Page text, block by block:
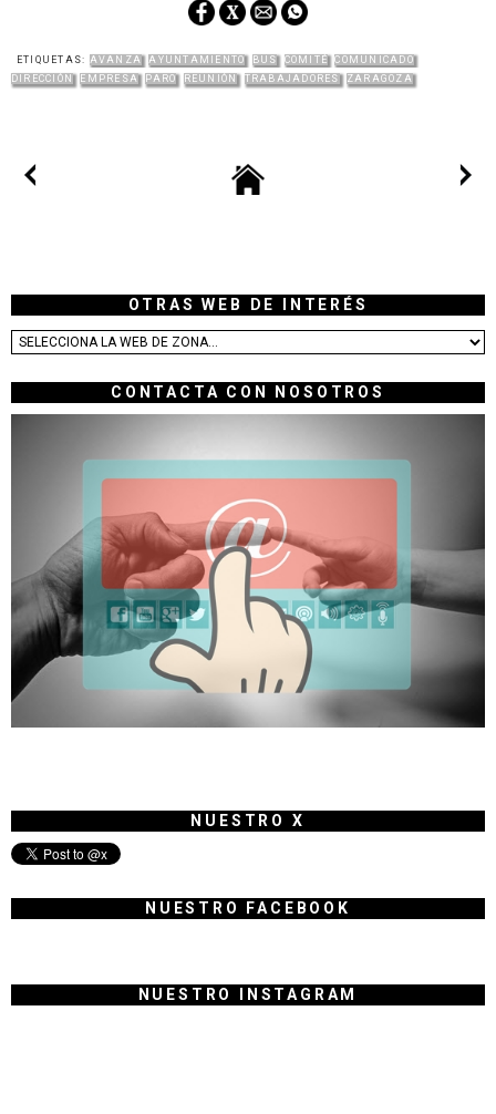
ETIQUETAS: AVANZA AYUNTAMIENTO BUS COMITÉ
COMUNICADO
DIRECCIÓN
EMPRESA PARO REUNIÓN TRABAJADORES ZARAGOZA
OTRAS WEB DE INTERÉS
CONTACTA CON NOSOTROS
NUESTRO X
NUESTRO FACEBOOK
NUESTRO INSTAGRAM